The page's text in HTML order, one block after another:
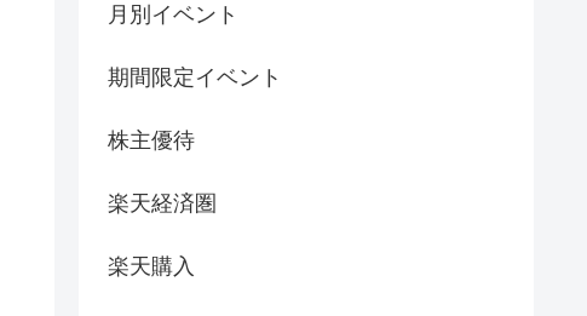
月別イベント
期間限定イベント
株主優待
楽天経済圏
楽天購入